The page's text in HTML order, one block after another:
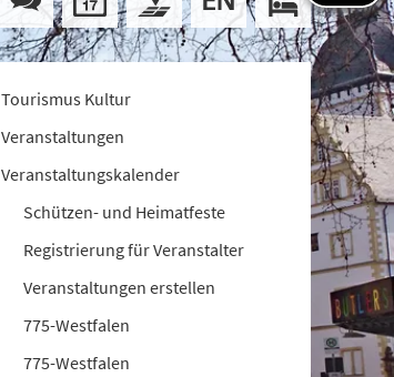
Tourismus Kultur
Veranstaltungen
Veranstaltungskalender
Schützen- und Heimatfeste
Registrierung für Veranstalter
Veranstaltungen erstellen
775-Westfalen
775-Westfalen